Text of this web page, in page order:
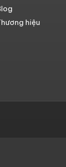
hiệu